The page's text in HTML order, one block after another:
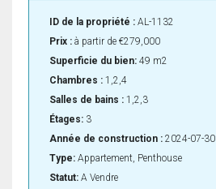
ID de la propriété : AL-1132
Prix : à partir de €279,000
Superficie du bien: 49 m2
Chambres : 1,2,4
Salles de bains : 1,2,3
Étages: 3
Année de construction : 2024-07-30
Type: Appartement, Penthouse
Statut: A Vendre